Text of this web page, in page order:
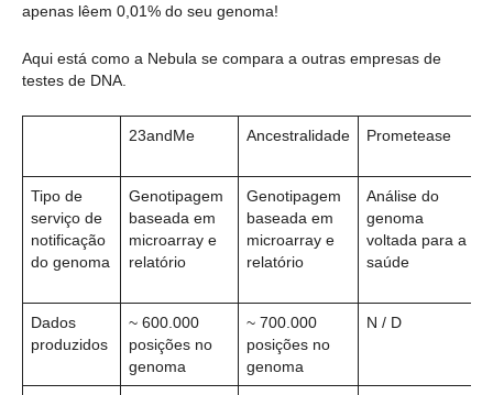
apenas lêem 0,01% do seu genoma!
Aqui está como a Nebula se compara a outras empresas de
testes de DNA.
23andMe Ancestralidade Prometease
Tipo de
serviço de
notificação
do genoma
Genotipagem
baseada em
microarray e
relatório
Genotipagem
baseada em
microarray e
relatório
Análise do
genoma
voltada para a
saúde
Dados
produzidos
~ 600.000
posições no
genoma
~ 700.000
posições no
genoma
N / D